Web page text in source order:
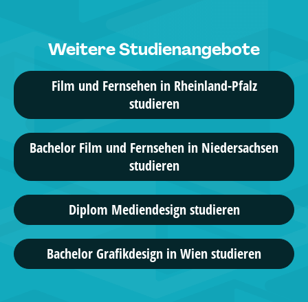
Audio Production, ...
13 Studiengänge
Universität Erfurt
Kommunikationswissenschaft, ...
Wilhelm Büchner Hochschule
Digitale Medien, ...
8 Studiengänge
Weitere Studienangebote
Film und Fernsehen in Rheinland-Pfalz
studieren
Bachelor Film und Fernsehen in Niedersachsen
studieren
Diplom Mediendesign studieren
Bachelor Grafikdesign in Wien studieren